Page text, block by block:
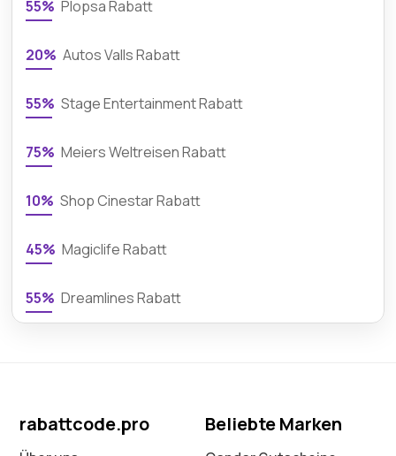
55% Plopsa Rabatt
20% Autos Valls Rabatt
55% Stage Entertainment Rabatt
75% Meiers Weltreisen Rabatt
10% Shop Cinestar Rabatt
45% Magiclife Rabatt
55% Dreamlines Rabatt
rabattcode.pro Beliebte Marken